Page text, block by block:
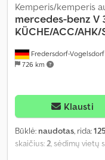
Fredersdorf-Vogelsdorf
726 km
Kemperis/kemperis
mercedes-benz V
KÜCHE/ACC/AHK/
Klausti
Būklė: naudotas, rida:
skaičius:2, sėdimų vietų